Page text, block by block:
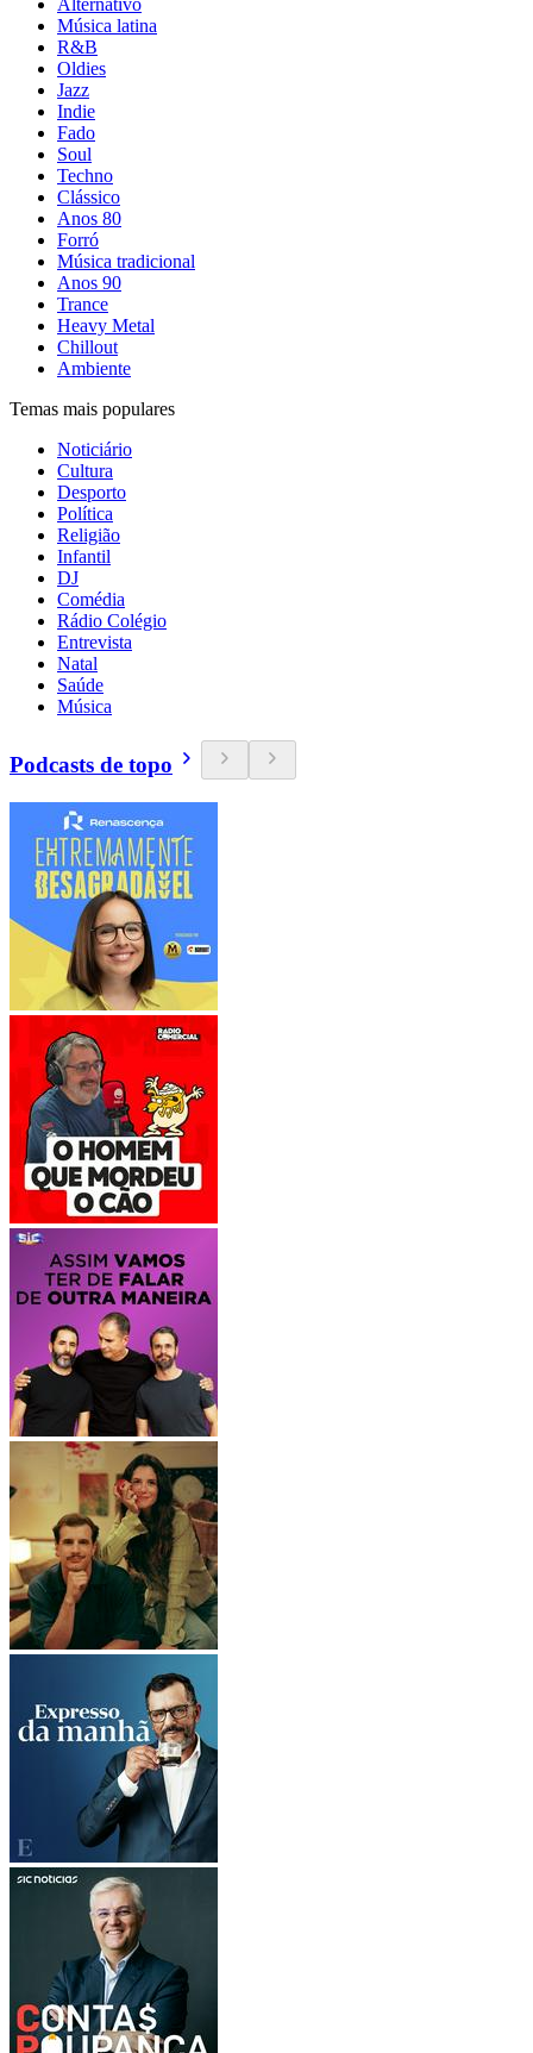
Alternativo
Música latina
R&B
Oldies
Jazz
Indie
Fado
Soul
Techno
Clássico
Anos 80
Forró
Música tradicional
Anos 90
Trance
Heavy Metal
Chillout
Ambiente
Temas mais populares
Noticiário
Cultura
Desporto
Política
Religião
Infantil
DJ
Comédia
Rádio Colégio
Entrevista
Natal
Saúde
Música
Podcasts de topo